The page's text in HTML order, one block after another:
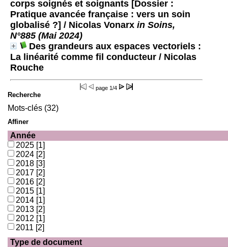
corps soignés et soignants [Dossier :
Pratique avancée française : vers un soin
globalisé ?] / Nicolas Vonarx in Soins,
N°885 (Mai 2024)
Des grandeurs aux espaces vectoriels :
La linéarité comme fil conducteur / Nicolas
Rouche
page 1/4
Recherche
Mots-clés (32)
Affiner
Année
2025 [1]
2024 [2]
2018 [3]
2017 [2]
2016 [2]
2015 [1]
2014 [1]
2013 [2]
2012 [1]
2011 [2]
Type de document